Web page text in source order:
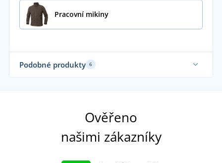
Pracovní mikiny
Podobné produkty 6
Vyšší gramáž
Ověřeno
našimi zákazníky